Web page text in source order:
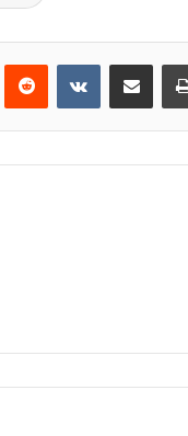
Reddit VKontakteShare via Email